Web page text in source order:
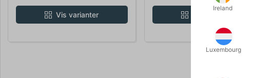
Vis varianter
Ireland
Luxembourg